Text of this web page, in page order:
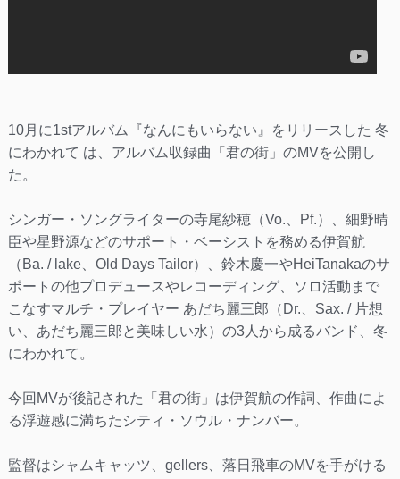
10月に1stアルバム『なんにもいらない』をリリースした 冬
にわかれて は、アルバム収録曲「君の街」のMVを公開し
た。
シンガー・ソングライターの寺尾紗穂（Vo.、Pf.）、細野晴
臣や星野源などのサポート・ベーシストを務める伊賀航
（Ba. / lake、Old Days Tailor）、鈴木慶一やHeiTanakaのサ
ポートの他プロデュースやレコーディング、ソロ活動まで
こなすマルチ・プレイヤー あだち麗三郎（Dr.、Sax. / 片想
い、あだち麗三郎と美味しい水）の3人から成るバンド、冬
にわかれて。
今回MVが後記された「君の街」は伊賀航の作詞、作曲によ
る浮遊感に満ちたシティ・ソウル・ナンバー。
監督はシャムキャッツ、gellers、落日飛車のMVを手がける